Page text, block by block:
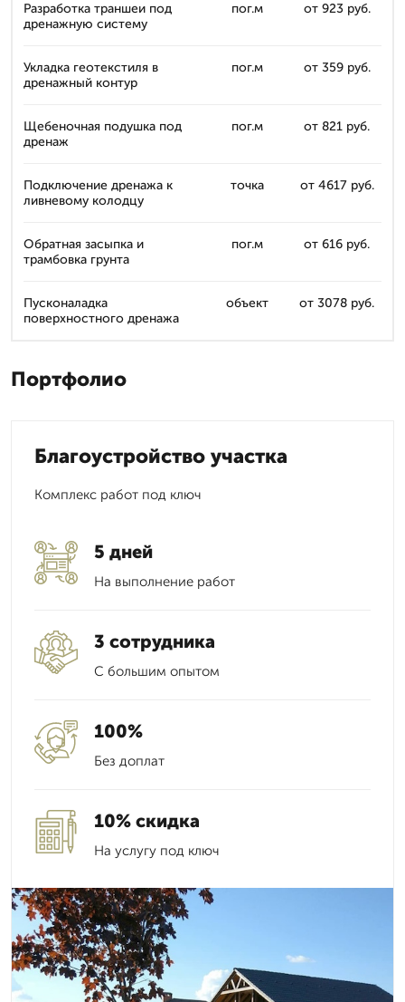
Разработка траншеи под
дренажную систему
пог.м от 923 руб.
Укладка геотекстиля в
дренажный контур
пог.м от 359 руб.
Щебеночная подушка под
дренаж
пог.м от 821 руб.
Подключение дренажа к
ливневому колодцу
точка от 4617 руб.
Обратная засыпка и
трамбовка грунта
пог.м от 616 руб.
Пусконаладка
поверхностного дренажа
объект от 3078 руб.
Портфолио
Благоустройство участка
Комплекс работ под ключ
5 дней
На выполнение работ
3 сотрудника
С большим опытом
100%
Без доплат
10% скидка
На услугу под ключ